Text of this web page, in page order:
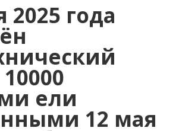
2025 года
ели
12 мая